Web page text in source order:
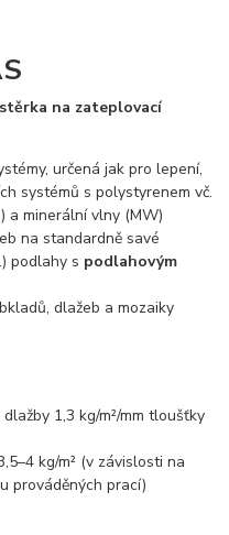
na zateplovací
určená jak pro lepení,
systémů s polystyrenem vč.
a minerální vlny (MW)
na standardně savé
podlahy s podlahovým
dlažeb a mozaiky
1,3 kg/m²/mm tloušťky
kg/m² (v závislosti na
prováděných prací)